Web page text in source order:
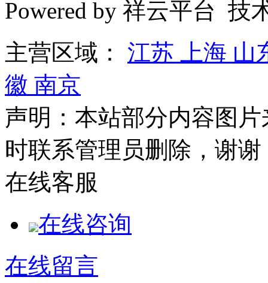
Powered by 祥云平台 技
主营区域： 江苏 上海 山
徽 南京
声明：本站部分内容图
时联系管理员删除，谢谢
在线客服
在线咨询
在线留言